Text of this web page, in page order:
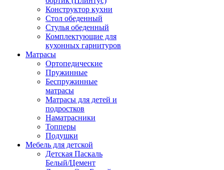
Конструктор кухни
Стол обеденный
Стулья обеденный
Комплектующие для
кухонных гарнитуров
Матраcы
Ортопедические
Пружинные
Беспружинные
матрасы
Матрасы для детей и
подростков
Наматрасники
Топперы
Подушки
Мебель для детской
Детская Паскаль
Белый/Цемент